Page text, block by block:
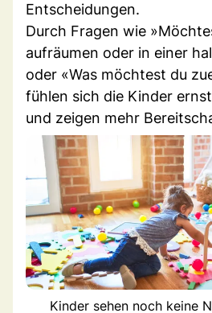
Entscheidungen.
Durch Fragen wie
aufräumen oder in einer
oder «Was möchtest du
fühlen sich die Kinder
und zeigen mehr
Kinder sehen noch keine